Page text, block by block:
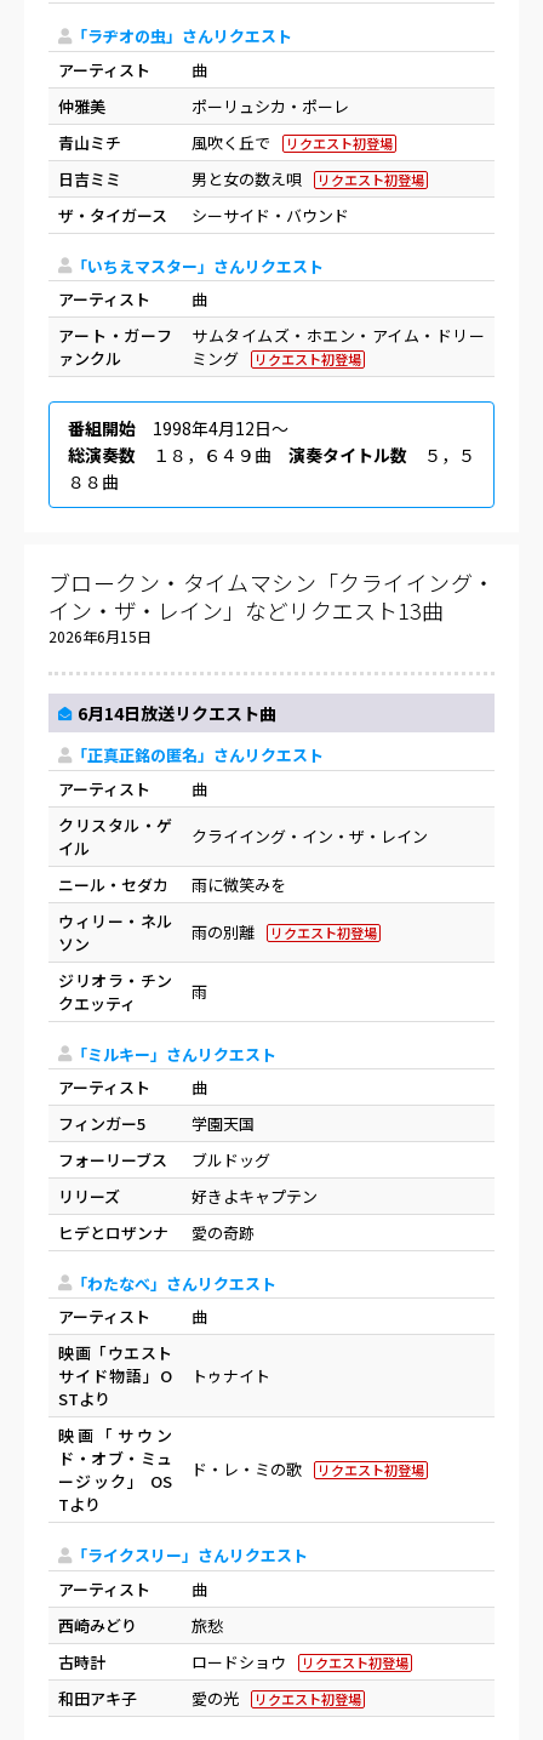
「ラヂオの虫」さんリクエスト
アーティスト
曲
仲雅美
ポーリュシカ・ポーレ
青山ミチ
風吹く丘で リクエスト初登場
日吉ミミ 男と女の数え唄 リクエスト初登場
ザ・タイガース シーサイド・バウンド
「いちえマスター」さんリクエスト
アーティスト
曲
アート・ガーフ
ァンクル
サムタイムズ・ホエン・アイム・ドリー
ミング
リクエスト初登場
番組開始 1998年4月12日〜
総演奏数 １８，６４９曲 演奏タイトル数 ５，５
８８曲
ブロークン・タイムマシン「クライイング・
イン・ザ・レイン」などリクエスト13曲
2026年6月15日
6月14日放送リクエスト曲
「正真正銘の匿名」さんリクエスト
アーティスト
曲
クリスタル・ゲ
イル
クライイング・イン・ザ・レイン
ニール・セダカ
雨に微笑みを
ウィリー・ネル
ソン
雨の別離 リクエスト初登場
ジリオラ・チン
クエッティ
雨
「ミルキー」さんリクエスト
アーティスト
曲
フィンガー5
学園天国
フォーリーブス
ブルドッグ
リリーズ
好きよキャプテン
ヒデとロザンナ
愛の奇跡
「わたなべ」さんリクエスト
アーティスト
曲
映画「ウエスト
サイド物語」O
STより
トゥナイト
映画「サウン
ド・オブ・ミュ
ージック」 OS
Tより
ド・レ・ミの歌 リクエスト初登場
「ライクスリー」さんリクエスト
アーティスト
曲
西崎みどり
旅愁
古時計
ロードショウ リクエスト初登場
和田アキ子 愛の光 リクエスト初登場